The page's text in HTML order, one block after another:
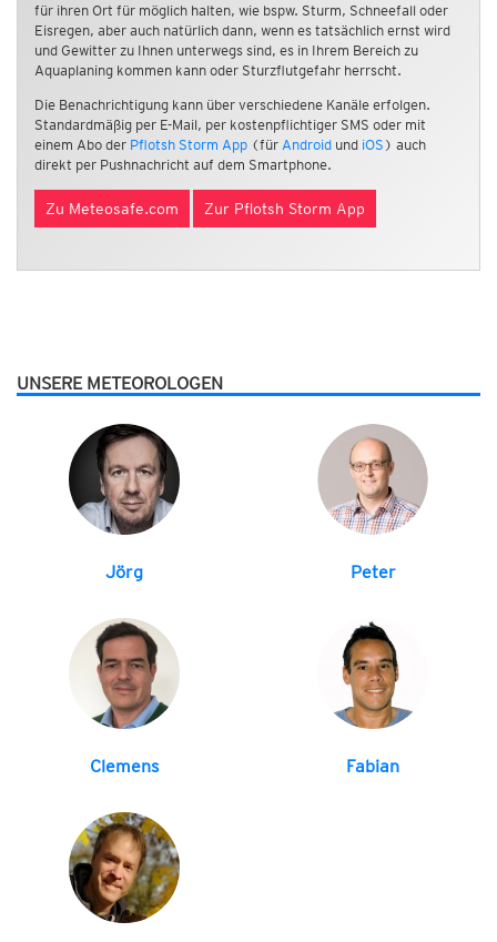
für ihren Ort für möglich halten, wie bspw. Sturm, Schneefall oder
Eisregen, aber auch natürlich dann, wenn es tatsächlich ernst wird
und Gewitter zu Ihnen unterwegs sind, es in Ihrem Bereich zu
Aquaplaning kommen kann oder Sturzflutgefahr herrscht.
Die Benachrichtigung kann über verschiedene Kanäle erfolgen.
Standardmäßig per E-Mail, per kostenpflichtiger SMS oder mit
einem Abo der Pflotsh Storm App (für Android und iOS ) auch
direkt per Pushnachricht auf dem Smartphone.
Zu Meteosafe.com Zur Pflotsh Storm App
UNSERE METEOROLOGEN
Jörg Peter
Clemens Fabian